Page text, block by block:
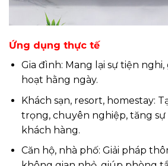
Ứng dụng thực tế
Gia đình: Mang lại sự tiện
hoạt hằng ngày.
Khách sạn, resort, homestay:
trọng, chuyên nghiệp, tăng sự
khách hàng.
Căn hộ, nhà phố: Giải pháp